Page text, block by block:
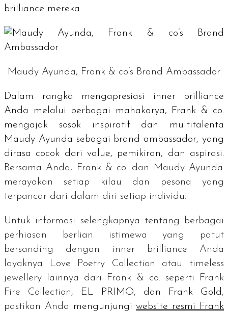
brilliance mereka.
Maudy Ayunda, Frank & co’s Brand Ambassador
Dalam rangka mengapresiasi inner brilliance
Anda melalui berbagai mahakarya, Frank & co.
mengajak sosok inspiratif dan multitalenta
Maudy Ayunda sebagai brand ambassador, yang
dirasa cocok dari value, pemikiran, dan aspirasi.
Bersama Anda, Frank & co. dan Maudy Ayunda
merayakan setiap kilau dan pesona yang
terpancar dari dalam diri setiap individu.
Untuk informasi selengkapnya tentang berbagai
perhiasan berlian istimewa yang patut
bersanding dengan inner brilliance Anda
layaknya Love Poetry Collection atau timeless
jewellery lainnya dari Frank & co. seperti
Frank
Fire Collection,
EL PRIMO, dan Frank Gold ,
pastikan Anda mengunjungiwebsite resmi Frank